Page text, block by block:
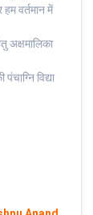
वर्तमान में
अक्षमालिका
विद्या